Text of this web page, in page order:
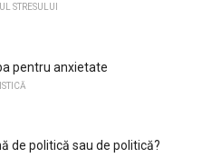
STRESULUI
pentru anxietate
de politică sau de politică?